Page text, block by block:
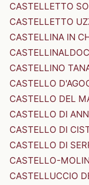
CASTELLETTO
CASTELLETTO
CASTELLINA IN
CASTELLINALDO
CASTELLINO
CASTELLO
CASTELLO DEL
CASTELLO DI
CASTELLO DI
CASTELLO DI
CASTELLO-
CASTELLUCCIO